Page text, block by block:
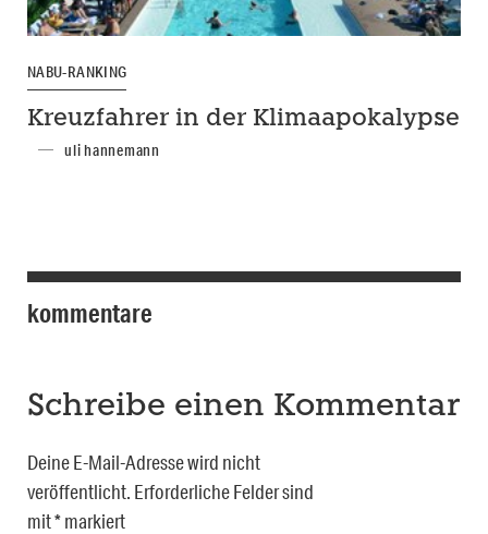
NABU-RANKING
Kreuzfahrer in der Klimaapokalypse
uli hannemann
kommentare
Schreibe einen Kommentar
Deine E-Mail-Adresse wird nicht
veröffentlicht. Erforderliche Felder sind
mit*markiert